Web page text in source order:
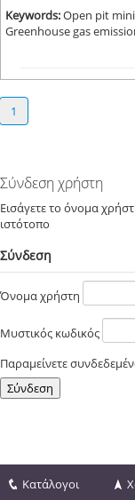
Keywords:Open pit
Greenhouse gas
1
Σύνδεση χρήστη
Εισάγετε το όνομα
ιστότοπο
Σύνδεση
Όνομα χρήστη
Μυστικός κωδικός
Παραμείνετε
Κατάλογοι